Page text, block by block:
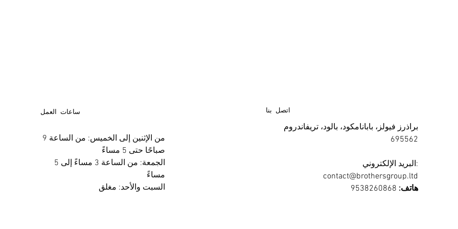
ساعات العمل
من الإثنين إلى الخميس: من الساعة 9
صباحًا حتى 5 مساءً
الجمعة: من الساعة 3 مساءً إلى 5
مساءً
السبت والأحد: مغلق
اتصل بنا
براذرز فيولز، بابانامكود، بالود، تريفاندروم
695562
البريد الإلكتروني:
contact@brothersgroup.ltd
هاتف: